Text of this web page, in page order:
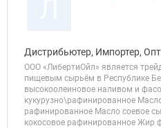
Дистрибьютер, Импортер,
ООО «ЛибертиОйл» является
пищевым сырьём в Республике
высокоолеиновое наливом и
кукурузно\рафинированное
рафинированное Масло соевое
кокосовое рафинированное